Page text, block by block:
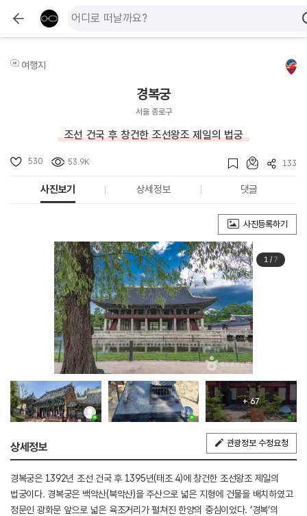
여행지
경복궁
서울 종로구
조선 건국 후 창건한 조선왕조 제일의 법궁
530 53.9K 133
사진보기 상세정보 댓글
사진등록하기
1 / 7
+ 67
상세정보 관광정보 수정요청
경복궁은 1392년 조선 건국 후 1395년(태조 4)에 창건한 조선왕조 제일의
법궁이다. 경복궁은 백악산(북악산)을 주산으로 넓은 지형에 건물을 배치하였고
정문인 광화문 앞으로 넓은 육조거리가 펼쳐진 한양의 중심이었다. ‘경복’의